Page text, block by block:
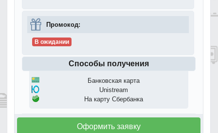
Промокод:
В ожидании
Способы получения
Банковская карта
Unistream
На карту Сбербанка
Оформить заявку